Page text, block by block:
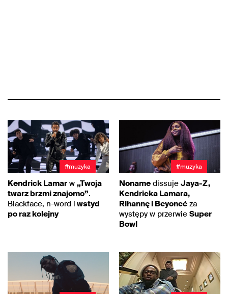
#muzyka
Kendrick Lamar w „Twoja
twarz brzmi znajomo”.
Blackface, n-word i wstyd
po raz kolejny
#muzyka
Noname dissuje Jaya-Z,
Kendricka Lamara,
Rihannę i Beyoncé za
występy w przerwie Super
Bowl